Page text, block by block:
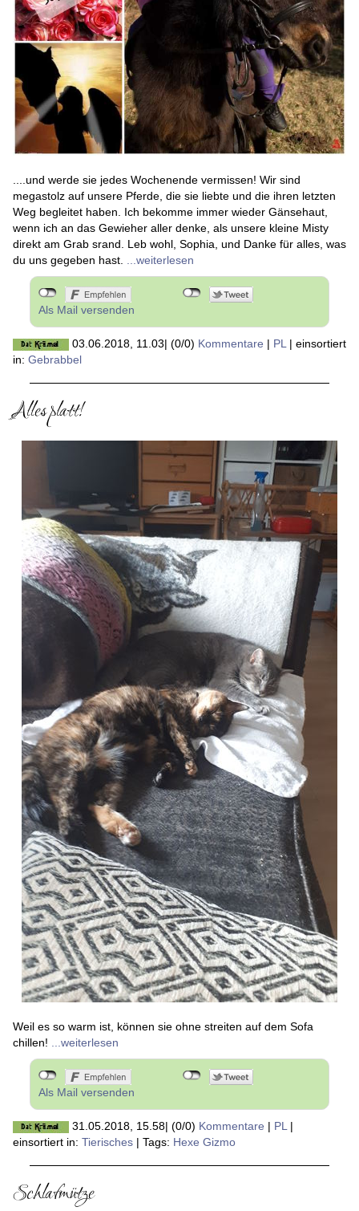
....und werde sie jedes Wochenende vermissen! Wir sind
megastolz auf unsere Pferde, die sie liebte und die ihren letzten
Weg begleitet haben. Ich bekomme immer wieder Gänsehaut,
wenn ich an das Gewieher aller denke, als unsere kleine Misty
direkt am Grab srand. Leb wohl, Sophia, und Danke für alles, was
du uns gegeben hast. ...weiterlesen
Als Mail versenden
03.06.2018, 11.03| (0/0) Kommentare | PL| einsortiert
in: Gebrabbel
Alles platt!
Weil es so warm ist, können sie ohne streiten auf dem Sofa
chillen! ...weiterlesen
Als Mail versenden
31.05.2018, 15.58| (0/0) Kommentare | PL|
einsortiert in: Tierisches | Tags: Hexe Gizmo
Schlafmütze